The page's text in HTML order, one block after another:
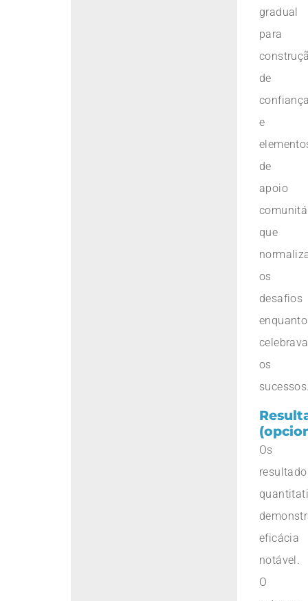
gradual
para
de
e
de
apoio
que
os
desafios
enquanto
os
Os
eficácia
notável.
O